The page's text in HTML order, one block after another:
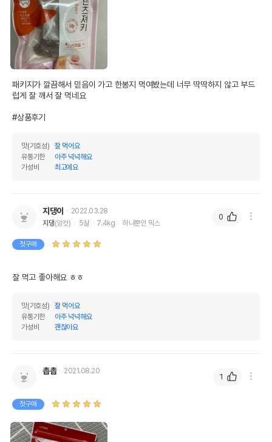
패키지가 깔끔해서 믿음이 가고 한봉지 먹여봤는데 너무 딱딱하지 않고 부드
럽게 잘 깨서 잘 먹네요
#상품후기
맛(기호성)
잘 먹어요
유통기한
아주 넉넉해요
가성비
최고에요
지댕이
2022.03.28
지댕(암컷) 5살 7.4kg 하나뿐인 믹스
첫구매
잘 먹고 좋아해요 ㅎㅎ
맛(기호성)
잘 먹어요
유통기한
아주 넉넉해요
가성비
괜찮아요
0
촙촙 2021.08.20
첫구매
1